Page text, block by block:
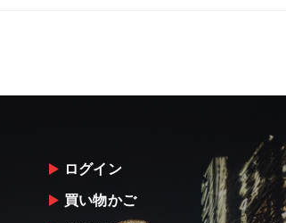
ログイン
買い物かご